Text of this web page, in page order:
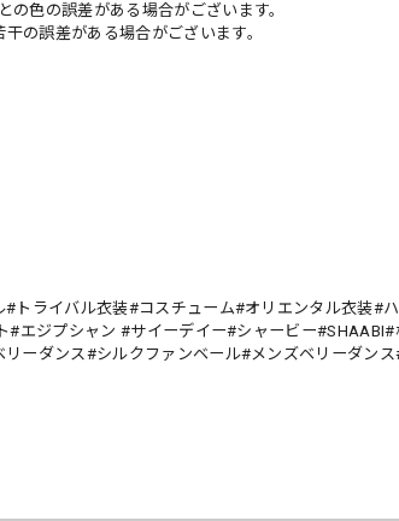
の誤差がある場合がございます。
差がある場合がございます。
トライバル衣装#コスチューム#オリエンタル衣装#
エジプシャン #サイーデイー#シャービー
ーダンス#シルクファンベール#メンズベリーダン